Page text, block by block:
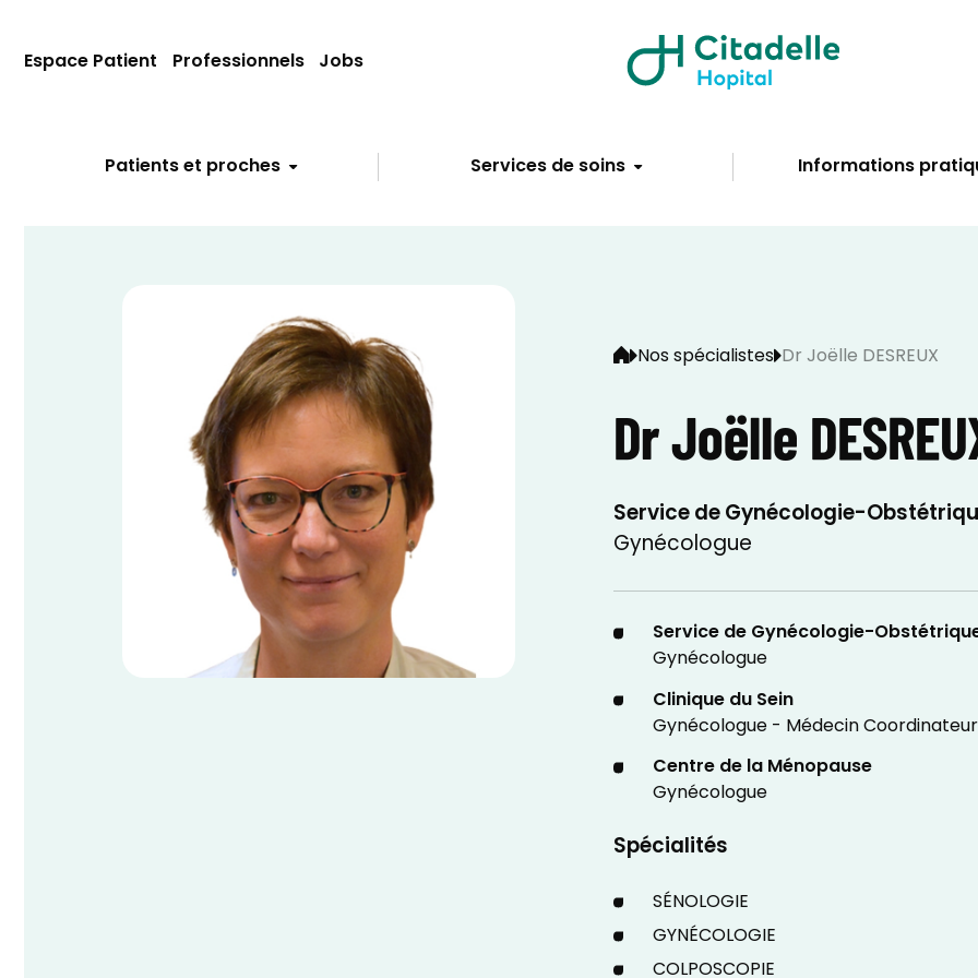
Patients et proches Services de soins Informations
Espace Patient Professionnels Jobs
Nos spécialistes Dr Joëlle DESREUX
Dr Joëlle
Service de Gynécologie-
Gynécologue
Service de Gynécologie-
Gynécologue
Clinique du Sein
Gynécologue - Médecin Coordinateur
Centre de la Ménopause
Gynécologue
Spécialités
SÉNOLOGIE
GYNÉCOLOGIE
COLPOSCOPIE